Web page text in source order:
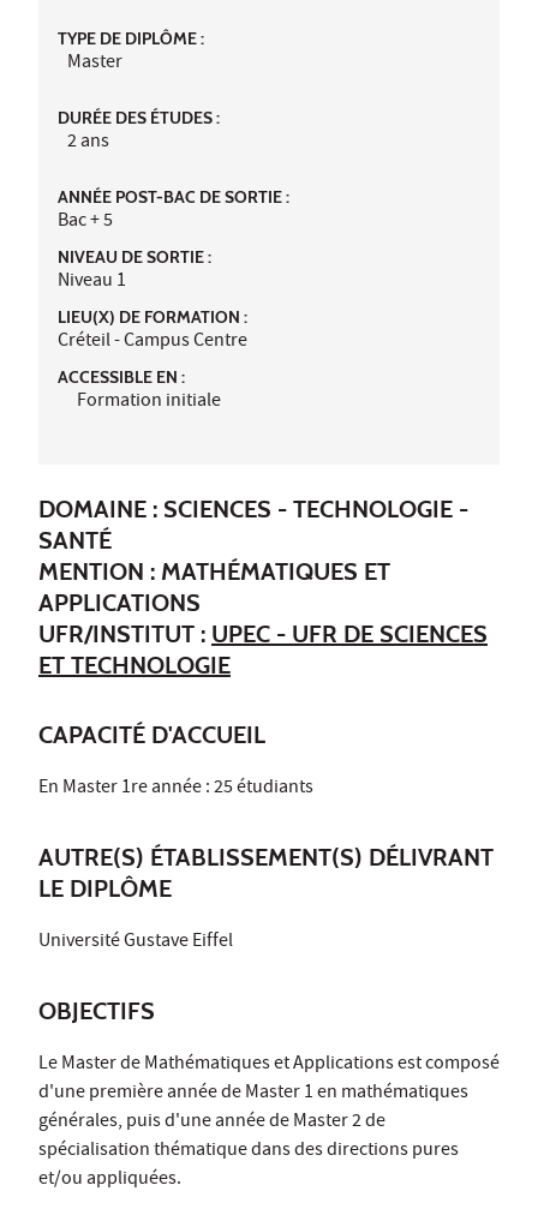
TYPE DE DIPLÔME :
Master
DURÉE DES ÉTUDES :
2 ans
ANNÉE POST-BAC DE SORTIE :
Bac + 5
NIVEAU DE SORTIE :
Niveau 1
LIEU(X) DE FORMATION :
Créteil - Campus Centre
ACCESSIBLE EN :
Formation initiale
DOMAINE : SCIENCES - TECHNOLOGIE -
SANTÉ
MENTION : MATHÉMATIQUES ET
APPLICATIONS
UFR/INSTITUT : UPEC - UFR DE SCIENCES
ET TECHNOLOGIE
CAPACITÉ D'ACCUEIL
En Master 1re année : 25 étudiants
AUTRE(S) ÉTABLISSEMENT(S) DÉLIVRANT
LE DIPLÔME
Université Gustave Eiffel
OBJECTIFS
Le Master de Mathématiques et Applications est composé
d'une première année de Master 1 en mathématiques
générales, puis d'une année de Master 2 de
spécialisation thématique dans des directions pures
et/ou appliquées.